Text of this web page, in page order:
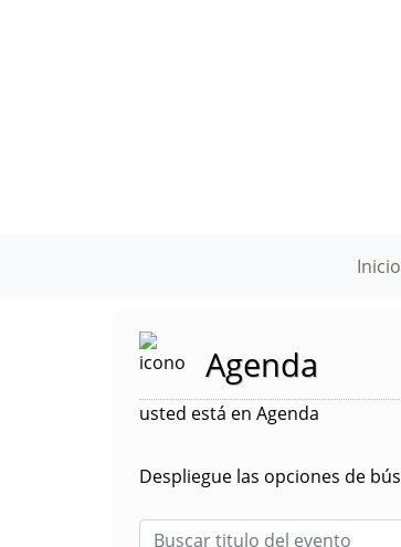
Inicio
Agenda
usted está en Agenda
Despliegue las opciones de